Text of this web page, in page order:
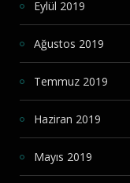
Eylül 2019
Ağustos 2019
Temmuz 2019
Haziran 2019
Mayıs 2019